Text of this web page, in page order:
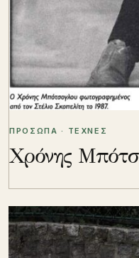
ΠΡΟΣΩΠΑ · ΤΕΧΝΕΣ
Χρόνης